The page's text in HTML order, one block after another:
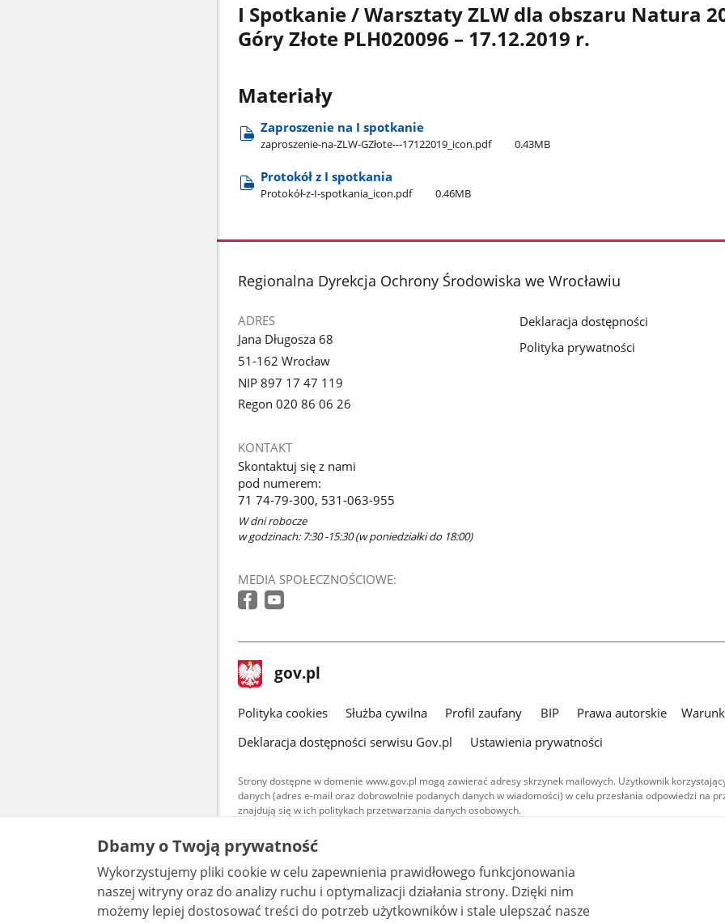
​​​​​​​I Spotkanie / Warsztaty ZLW dla obszaru Natura
Góry Złote PLH020096 – 17.12.2019 r.
Materiały
Zaproszenie na I spotkanie
zaproszenie-na-ZLW-GZłote---17122019​_icon.pdf 0.43MB
Protokół z I spotkania
Protokół-z-I-spotkania​_icon.pdf 0.46MB
stopka
Regionalna Dyrekcja Ochrony Środowiska we Wrocławiu
ADRES
Jana Długosza 68
51-162 Wrocław
NIP 897 17 47 119
Regon 020 86 06 26
KONTAKT
Skontaktuj się z nami
pod numerem:
71 74-79-300, 531-063-955
W dni robocze
w godzinach: 7:30 -15:30 (w poniedziałki do 18:00)
MEDIA SPOŁECZNOŚCIOWE:
Deklaracja dostępności
Polityka prywatności
stopka
gov.pl Strona
gov.pl
gov.pl
Polityka cookies Służba cywilna Profil zaufany BIP Prawa autorskie
Deklaracja dostępności serwisu Gov.pl
Ustawienia prywatności
Strony dostępne w domenie www.gov.pl mogą zawierać adresy skrzynek mailowych. Użytkownik
danych (adres e-mail oraz dobrowolnie podanych danych w wiadomości) w celu przesłania odpowiedzi na
znajdują się w ich politykach przetwarzania danych osobowych.
Treści tekstowe publikowane w serwisie (z wyłączeniem treści audiowizualnych), są
udostępniane na licencji typu Creative Commons: uznanie autorstwa - na tych samych
warunkach 4.0 (CC BY-SA 4.0). Materiały audiowizualne, w tym zdjęcia, materiały audio i
są udostępniane na licencji typu Creative Commons: uznanie autorstwa użycie niekomercyjne
bez utworów zależnych 4.0 (CC BY-NC-ND 4.0), o ile nie jest to stwierdzone inaczej.
Dbamy o Twoją prywatność
Wykorzystujemy pliki cookie w celu zapewnienia prawidłowego funkcjonowania
naszej witryny oraz do analizy ruchu i optymalizacji działania strony. Dzięki nim
możemy lepiej dostosować treści do potrzeb użytkowników i stale ulepszać nasze